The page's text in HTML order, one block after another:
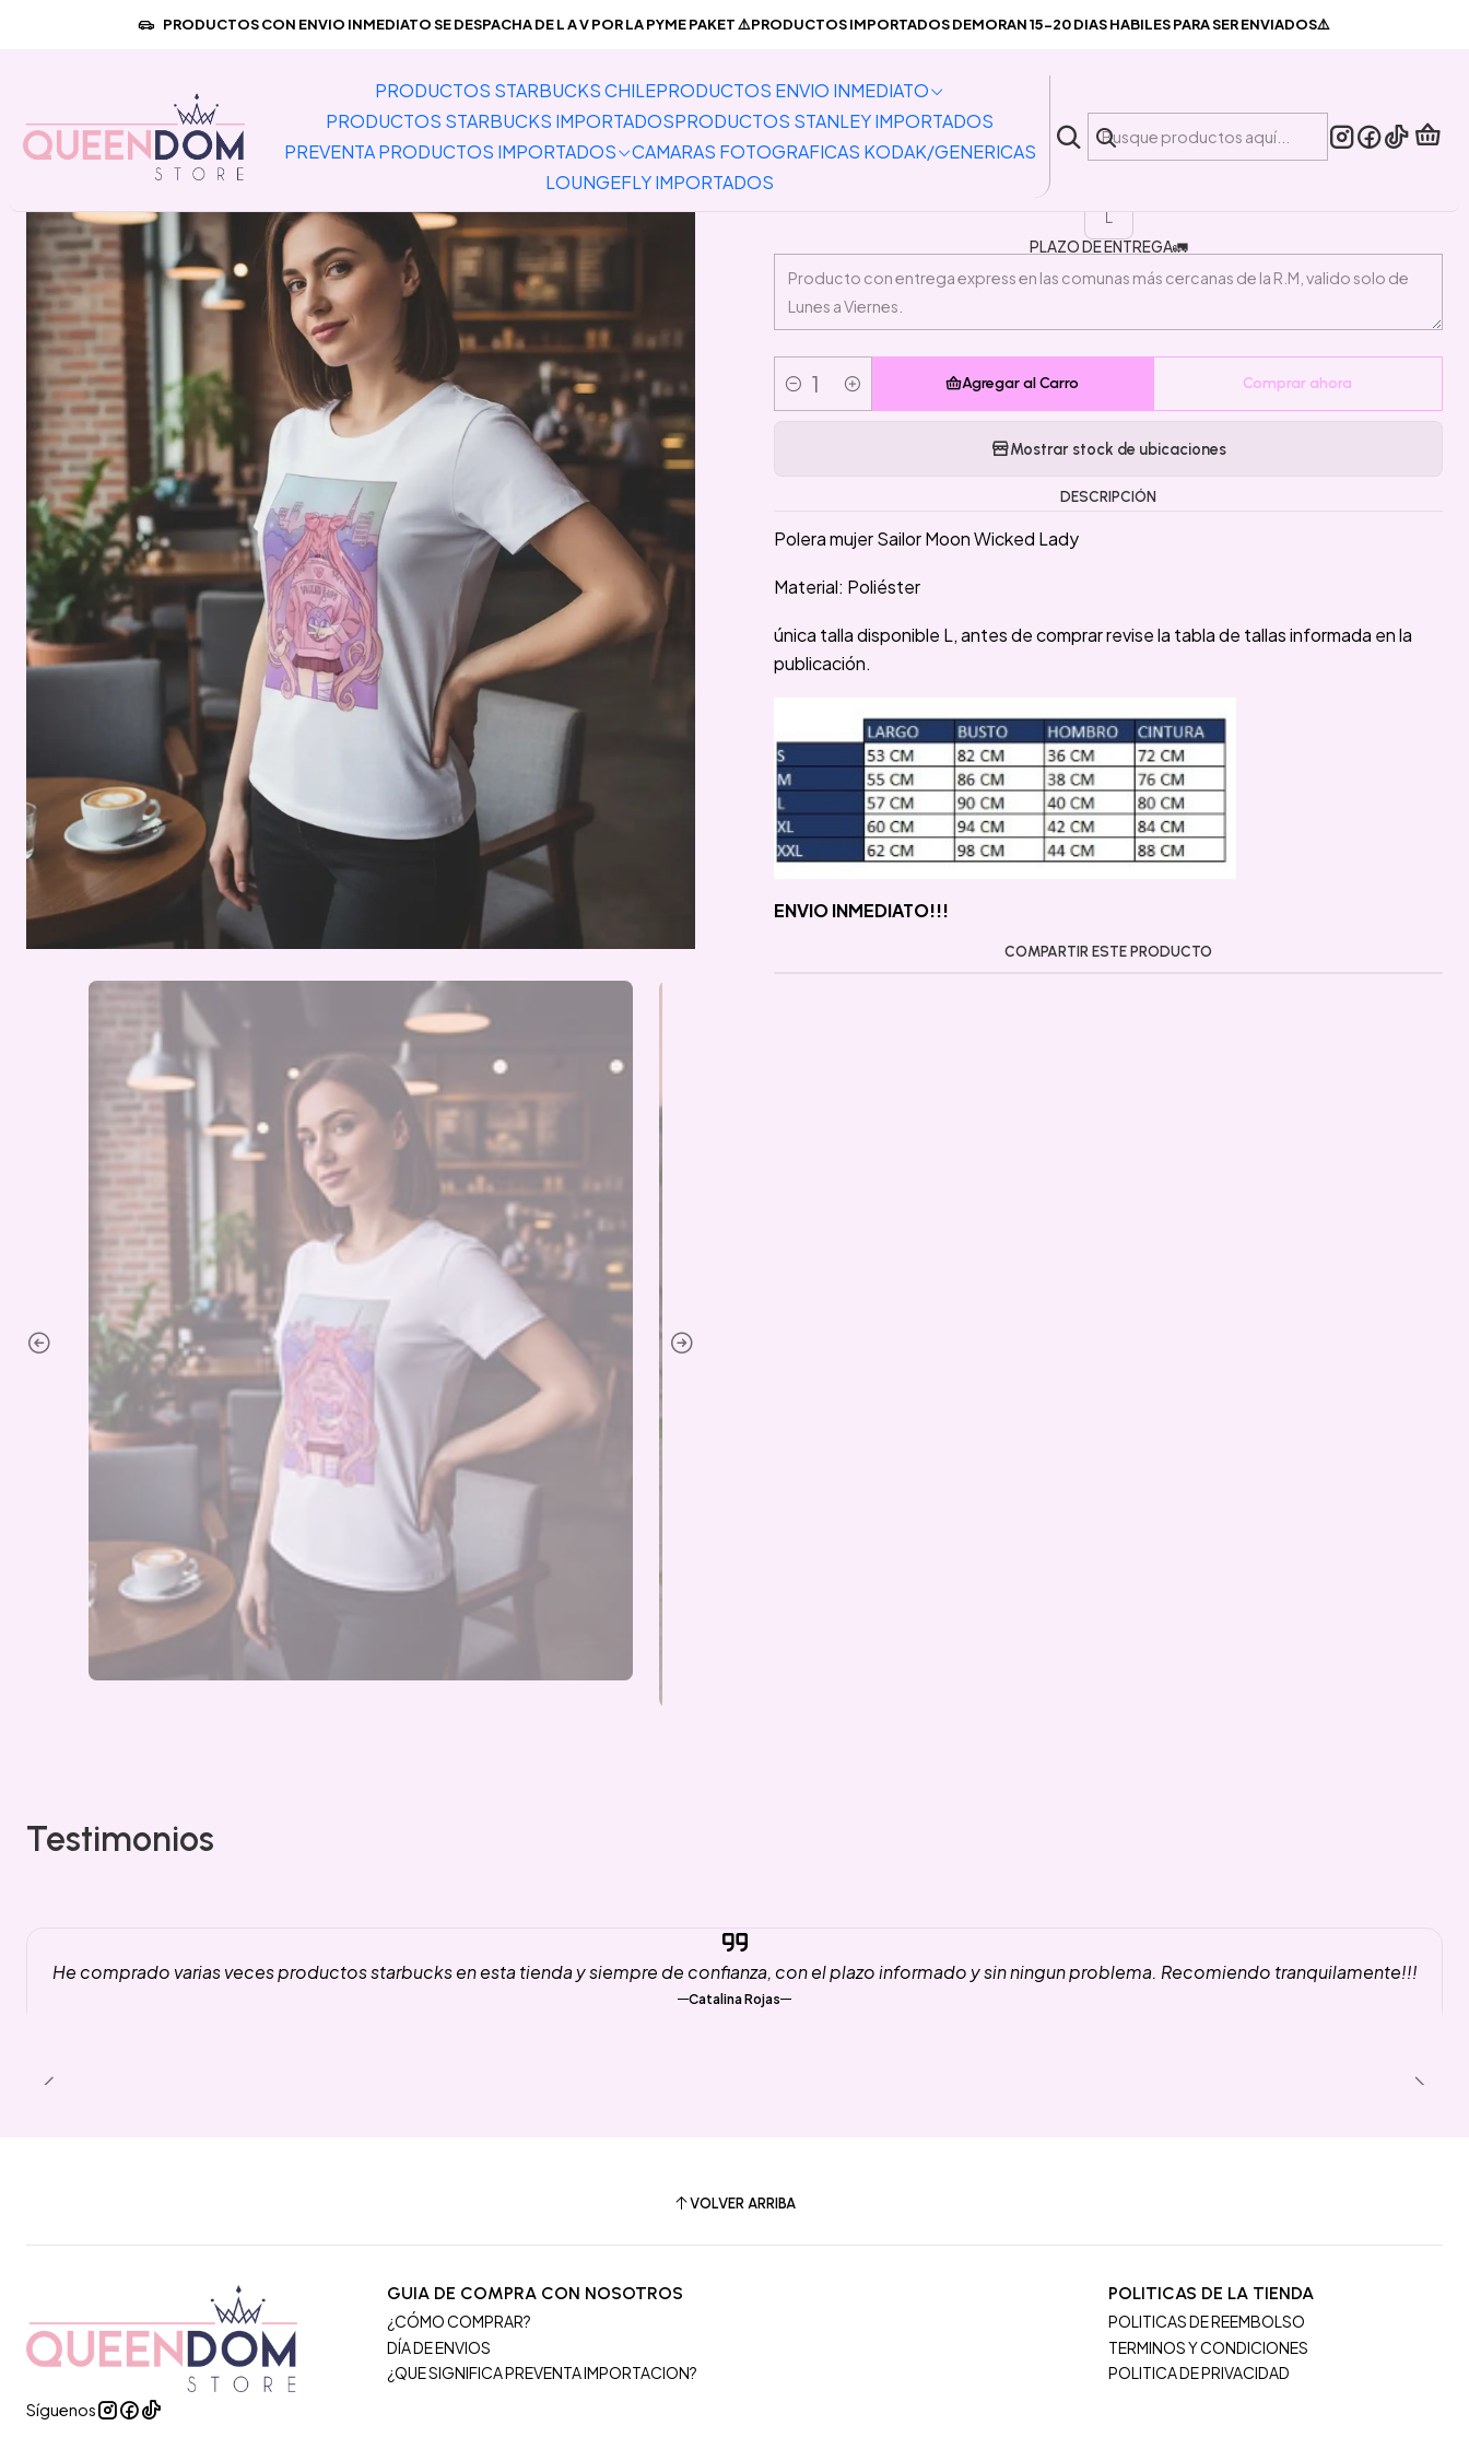
PRODUCTOS STARBUCKS CHILEPRODUCTOS ENVIO INMEDIATO
PRODUCTOS STARBUCKS IMPORTADOSPRODUCTOS STANLEY IMPORTADOS
PREVENTA PRODUCTOS IMPORTADOS
CAMARAS FOTOGRAFICAS KODAK/GENERICAS
LOUNGEFLY IMPORTADOS
PRODUCTOS CON ENVIO INMEDIATO SE DESPACHA DE L A V POR LA PYME PAKET ⚠️PRODUCTOS IMPORTADOS DEMORAN 15-20 DIAS HABILES PARA SER ENVIADOS⚠️
Inicio PRODUCTOS ENVIO INMEDIATO Vestimenta Polera Sailor Moon Wicked Lady
Polera Sailor Moon Wicked Lady
L
PLAZO DE ENTREGA🚛
Cantidad
Agregar al Carro Comprar ahora
Mostrar stock de ubicaciones
DESCRIPCIÓN
Polera mujer Sailor Moon Wicked Lady
Material: Poliéster
única talla disponible L, antes de comprar revise la tabla de tallas informada en la
publicación.
ENVIO INMEDIATO!!!
COMPARTIR ESTE PRODUCTO
Testimonios
He comprado varias veces productos starbucks en esta tienda y siempre de confianza, con el plazo informado y sin ningun problema. Recomiendo tranquilamente!!!
Catalina Rojas
VOLVER ARRIBA
Síguenos
GUIA DE COMPRA CON NOSOTROS
¿CÓMO COMPRAR?
DÍA DE ENVIOS
¿QUE SIGNIFICA PREVENTA IMPORTACION?
POLITICAS DE LA TIENDA
POLITICAS DE REEMBOLSO
TERMINOS Y CONDICIONES
POLITICA DE PRIVACIDAD